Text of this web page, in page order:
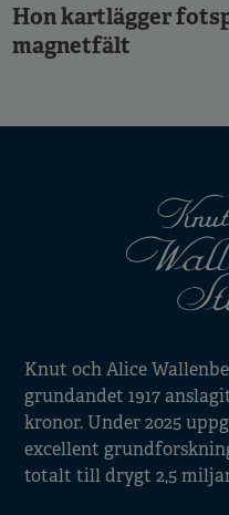
Hon kartlägger
magnetfält
Knut och Alice
grundandet 1917
kronor. Under 2025
excellent
totalt till drygt 2,5